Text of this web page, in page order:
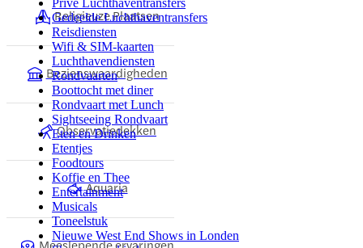
Privé Luchthaventransfers
Gedeelde Luchthaventransfers
Reisdiensten
Wifi & SIM-kaarten
Luchthavendiensten
Rondvaarten
Boottocht met diner
Rondvaart met Lunch
Sightseeing Rondvaart
Eten en Drinken
Etentjes
Foodtours
Koffie en Thee
Entertainment
Musicals
Toneelstuk
Nieuwe West End Shows in Londen
Religieuze Plaatsen
Bezienswaardigheden
Observatiedekken
Aquaria
Meeslepende ervaringen